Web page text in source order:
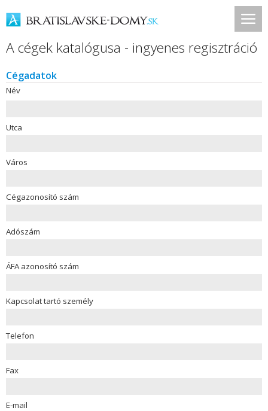
A cégek katalógusa - ingyenes regisztráció
Cégadatok
Név
Utca
Város
Cégazonosító szám
Adószám
ÁFA azonosító szám
Kapcsolat tartó személy
Telefon
Fax
E-mail